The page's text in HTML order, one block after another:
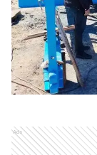
Ads